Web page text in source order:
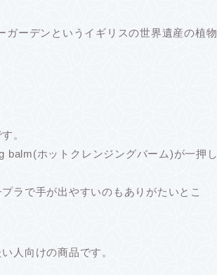
ーデンというイギリスの世界遺産の植物
。
ホットクレンジングバーム)が一押し
ラで手が出やすいのもありがたいとこ
人向けの商品です。